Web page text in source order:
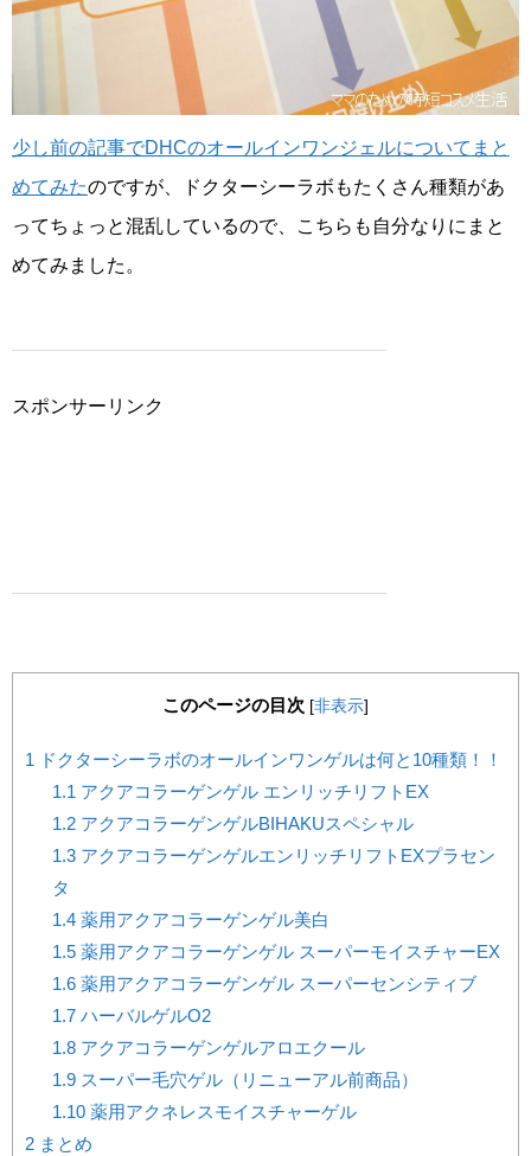
少し前の記事でDHCのオールインワンジェルについてまと
めてみたのですが、ドクターシーラボもたくさん種類があ
ってちょっと混乱しているので、こちらも自分なりにまと
めてみました。
スポンサーリンク
このページの目次 [非表示]
1 ドクターシーラボのオールインワンゲルは何と10種類！！
1.1 アクアコラーゲンゲル エンリッチリフトEX
1.2アクアコラーゲンゲルBIHAKUスペシャル
1.3アクアコラーゲンゲルエンリッチリフトEXプラセン
タ
1.4薬用アクアコラーゲンゲル美白
1.5薬用アクアコラーゲンゲル スーパーモイスチャーEX
1.6薬用アクアコラーゲンゲル スーパーセンシティブ
1.7ハーバルゲルO2
1.8アクアコラーゲンゲルアロエクール
1.9スーパー毛穴ゲル（リニューアル前商品）
1.10薬用アクネレスモイスチャーゲル
2 まとめ